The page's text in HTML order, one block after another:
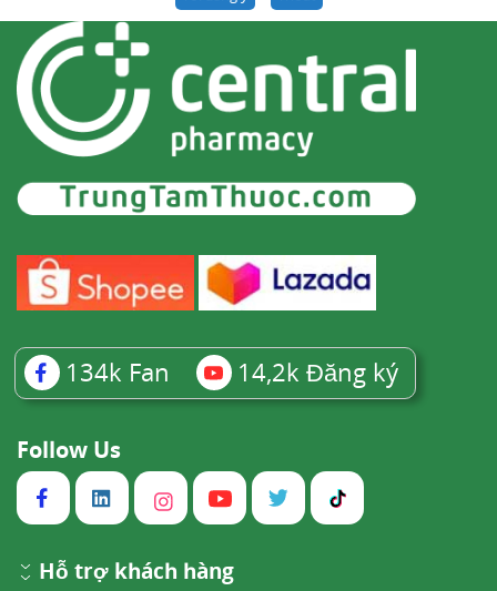
134k Fan 14,2k Đăng ký
Follow Us
Hỗ trợ khách hàng